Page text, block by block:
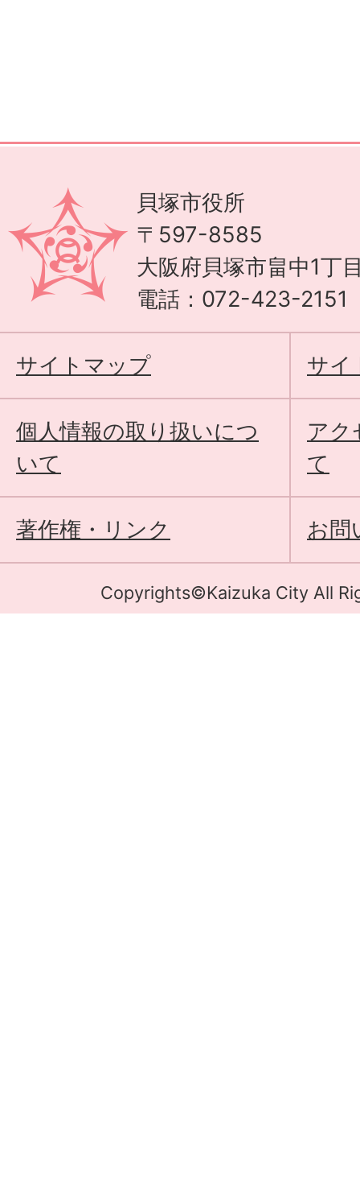
貝塚市役所
〒597-8585
大阪府貝塚市畠中1丁
電話：072-423-2151
サイトマップ サイ
個人情報の取り扱いにつ
いて
アク
て
著作権・リンク お問
Copyrights©Kaizuka City All